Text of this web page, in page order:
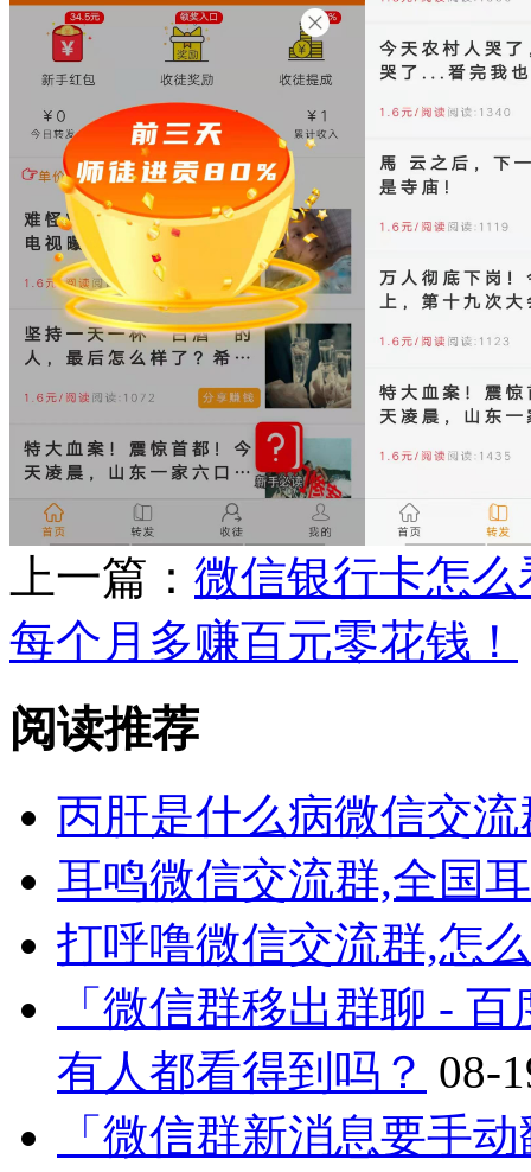
上一篇： 微信银行卡怎
每个月多赚百元零花钱！
阅读推荐
丙肝是什么病微信交
耳鸣微信交流群,全国
打呼噜微信交流群,怎
「微信群移出群聊 -
有人都看得到吗？ 08-
「微信群新消息要手